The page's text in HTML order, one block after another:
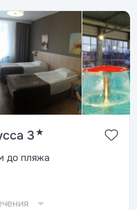
3★
до пляжа